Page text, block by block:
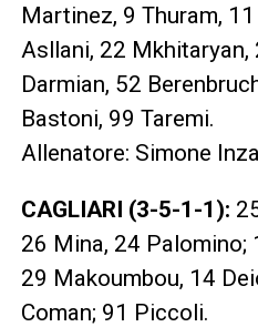
Martinez, 9 Thuram,
Asllani, 22 Mkhitaryan,
Darmian, 52
Bastoni, 99 Taremi.
Allenatore: Simone
CAGLIARI (3-5-1-1):
26 Mina, 24 Palomino;
29 Makoumbou, 14
Coman; 91 Piccoli.